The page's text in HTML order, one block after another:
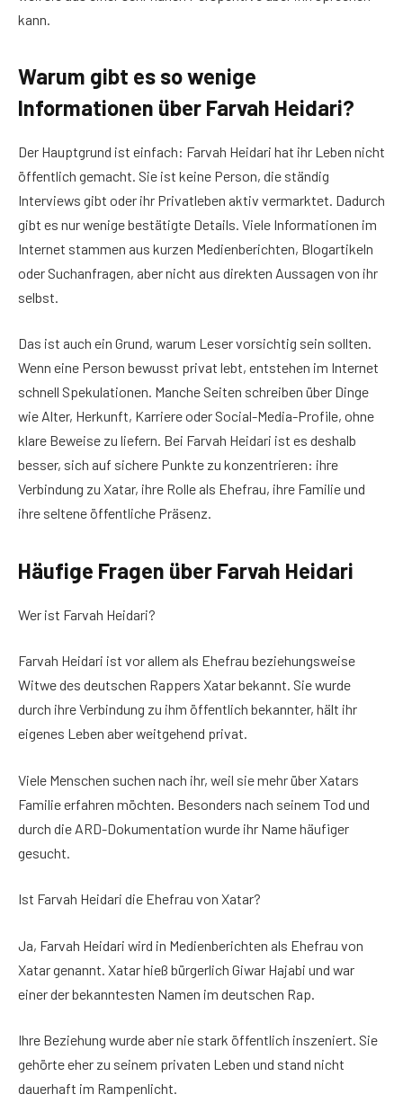
kann.
Warum gibt es so wenige
Informationen über Farvah Heidari?
Der Hauptgrund ist einfach: Farvah Heidari hat ihr Leben nicht
öffentlich gemacht. Sie ist keine Person, die ständig
Interviews gibt oder ihr Privatleben aktiv vermarktet. Dadurch
gibt es nur wenige bestätigte Details. Viele Informationen im
Internet stammen aus kurzen Medienberichten, Blogartikeln
oder Suchanfragen, aber nicht aus direkten Aussagen von ihr
selbst.
Das ist auch ein Grund, warum Leser vorsichtig sein sollten.
Wenn eine Person bewusst privat lebt, entstehen im Internet
schnell Spekulationen. Manche Seiten schreiben über Dinge
wie Alter, Herkunft, Karriere oder Social-Media-Profile, ohne
klare Beweise zu liefern. Bei Farvah Heidari ist es deshalb
besser, sich auf sichere Punkte zu konzentrieren: ihre
Verbindung zu Xatar, ihre Rolle als Ehefrau, ihre Familie und
ihre seltene öffentliche Präsenz.
Häufige Fragen über Farvah Heidari
Wer ist Farvah Heidari?
Farvah Heidari ist vor allem als Ehefrau beziehungsweise
Witwe des deutschen Rappers Xatar bekannt. Sie wurde
durch ihre Verbindung zu ihm öffentlich bekannter, hält ihr
eigenes Leben aber weitgehend privat.
Viele Menschen suchen nach ihr, weil sie mehr über Xatars
Familie erfahren möchten. Besonders nach seinem Tod und
durch die ARD-Dokumentation wurde ihr Name häufiger
gesucht.
Ist Farvah Heidari die Ehefrau von Xatar?
Ja, Farvah Heidari wird in Medienberichten als Ehefrau von
Xatar genannt. Xatar hieß bürgerlich Giwar Hajabi und war
einer der bekanntesten Namen im deutschen Rap.
Ihre Beziehung wurde aber nie stark öffentlich inszeniert. Sie
gehörte eher zu seinem privaten Leben und stand nicht
dauerhaft im Rampenlicht.